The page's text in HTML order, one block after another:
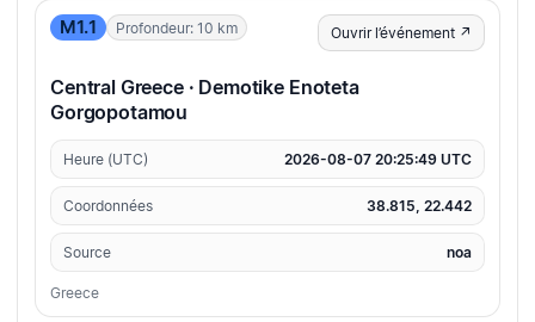
M1.1 Profondeur: 10 km Ouvrir l’événement ↗
Central Greece · Demotike Enoteta
Gorgopotamou
Heure (UTC) 2026-08-07 20:25:49 UTC
Coordonnées 38.815, 22.442
Source noa
Greece